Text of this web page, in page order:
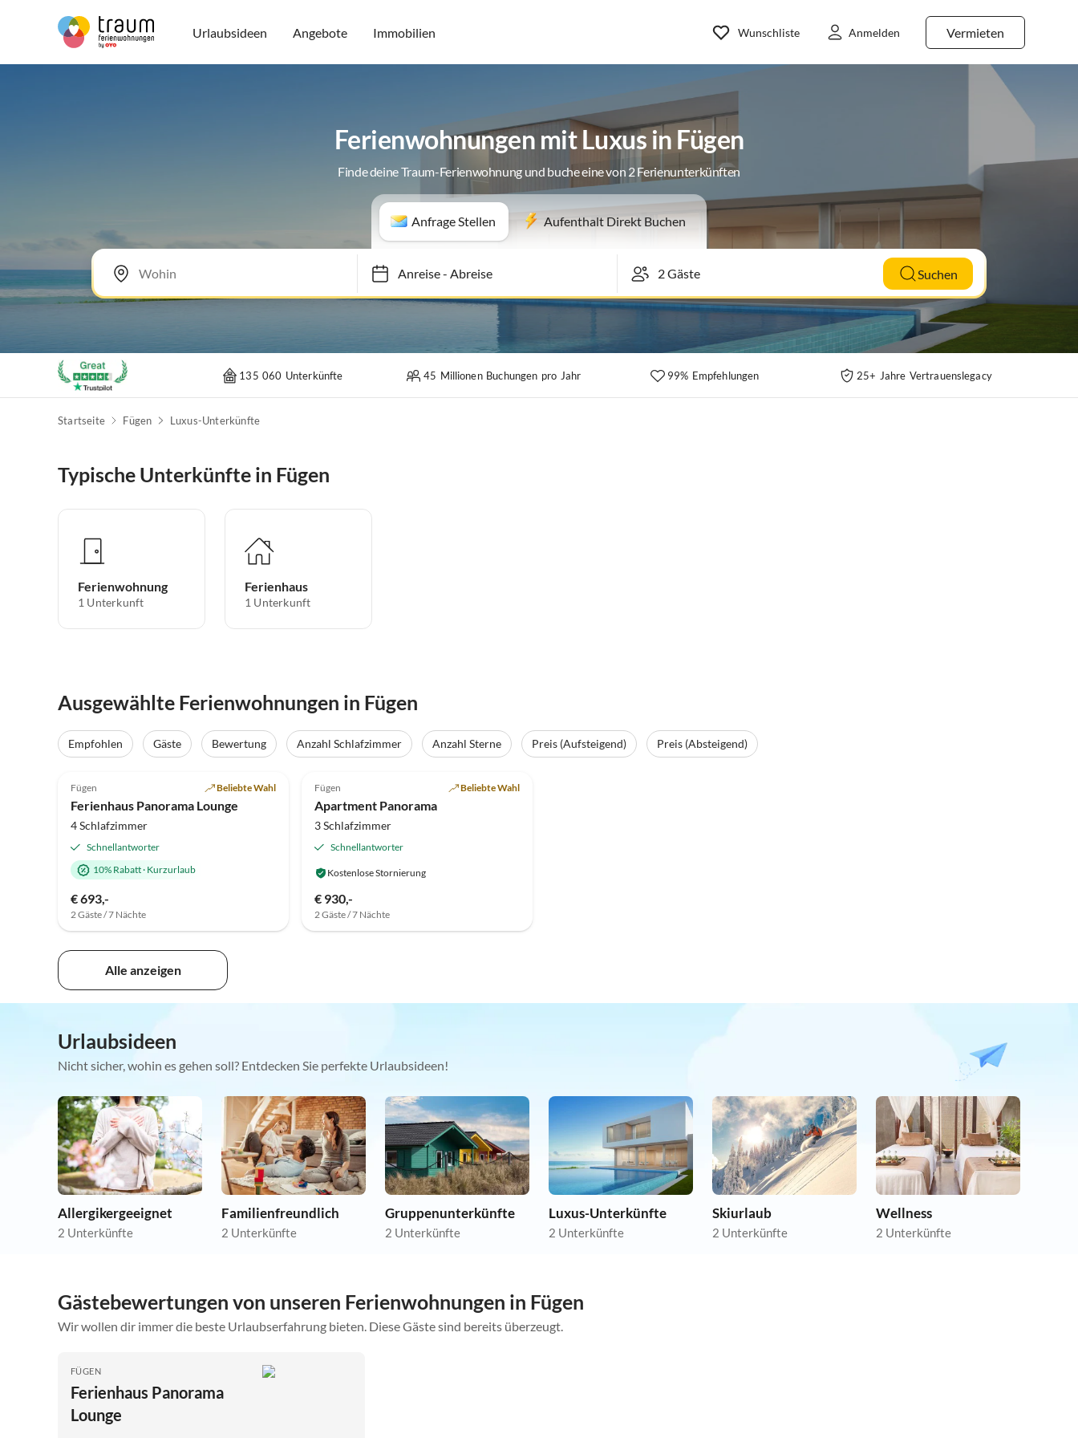
Urlaubsideen Angebote Immobilien Vermieten
Wunschliste Anmelden
Ferienwohnungen mit Luxus in Fügen
Finde deine Traum-Ferienwohnung und buche eine von 2 Ferienunterkünften
Anfrage Stellen Aufenthalt Direkt Buchen
Anreise-Abreise Suchen
135 060 Unterkünfte 45 Millionen Buchungen pro Jahr 99% Empfehlungen 25+ Jahre Vertrauenslegacy
Startseite Fügen Luxus-Unterkünfte
Typische Unterkünfte in Fügen
Ferienwohnung
1 Unterkunft
Ferienhaus
1 Unterkunft
Ausgewählte Ferienwohnungen in Fügen
Empfohlen Gäste Bewertung Anzahl Schlafzimmer Anzahl Sterne Preis (Aufsteigend) Preis (Absteigend)
Super-Gastgeber
Top-Inserat
Fügen Beliebte Wahl
Ferienhaus Panorama Lounge
4 Schlafzimmer
Schnellantworter
10% Rabatt· Kurzurlaub
€ 693,-
2 Gäste / 7 Nächte
Fügen Beliebte Wahl
Apartment Panorama
3 Schlafzimmer
Schnellantworter
Kostenlose Stornierung
€ 930,-
2 Gäste / 7 Nächte
Alle anzeigen
Urlaubsideen
Nicht sicher, wohin es gehen soll? Entdecken Sie perfekte Urlaubsideen!
Allergikergeeignet
2 Unterkünfte
Familienfreundlich
2 Unterkünfte
Gruppenunterkünfte
2 Unterkünfte
Luxus-Unterkünfte
2 Unterkünfte
Skiurlaub
2 Unterkünfte
Wellness
2 Unterkünfte
Gästebewertungen von unseren Ferienwohnungen in Fügen
Wir wollen dir immer die beste Urlaubserfahrung bieten. Diese Gäste sind bereits überzeugt.
FÜGEN
Ferienhaus Panorama
Lounge